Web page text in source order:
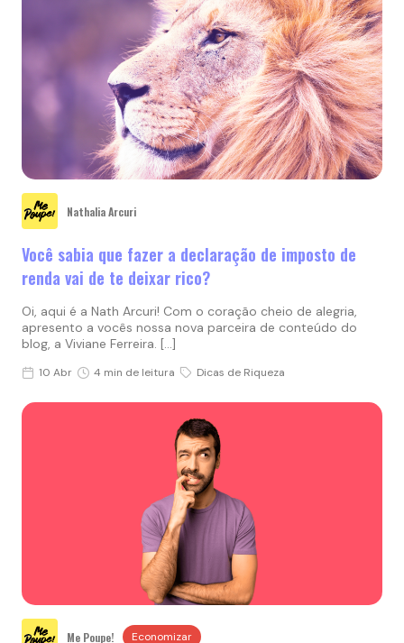
Nathalia Arcuri
Você sabia que fazer a declaração de imposto de
renda vai de te deixar rico?
Oi, aqui é a Nath Arcuri! Com o coração cheio de alegria,
apresento a vocês nossa nova parceira de conteúdo do
blog, a Viviane Ferreira. […]
10 Abr 4 min de leitura Dicas de Riqueza
Me Poupe! Economizar